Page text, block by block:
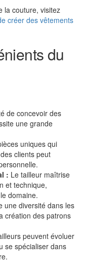
la couture, visitez
créer des vêtements
du
de concevoir des
une grande
uniques qui
clients peut
: Le tailleur maîtrise
et technique,
domaine.
une diversité dans les
création des patrons
peuvent évoluer
se spécialiser dans